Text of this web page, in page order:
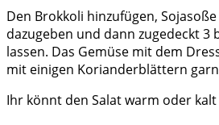
Den Brokkoli hinzufügen,
dazugeben und dann zugedeckt 3
lassen. Das Gemüse mit dem
mit einigen Korianderblättern
Ihr könnt den Salat warm oder